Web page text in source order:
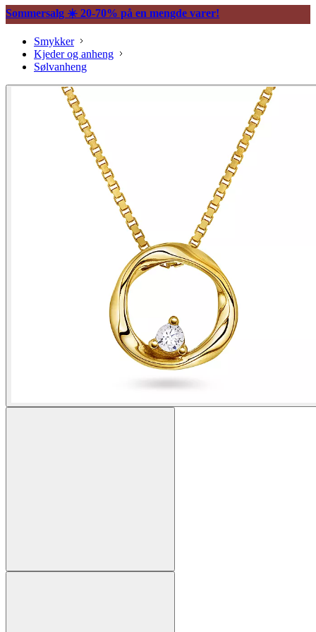
Sommersalg ☀️ 20-70% på en mengde varer!
Smykker
Kjeder og anheng
Sølvanheng